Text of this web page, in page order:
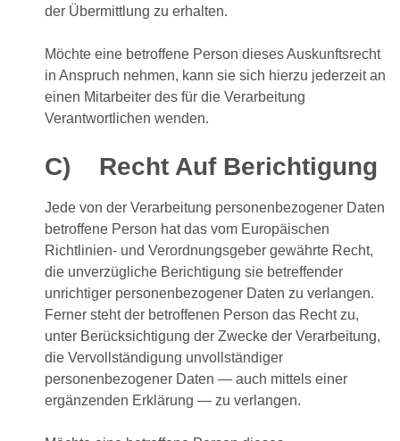
der Übermittlung zu erhalten.
Möchte eine betroffene Person dieses Auskunftsrecht
in Anspruch nehmen, kann sie sich hierzu jederzeit an
einen Mitarbeiter des für die Verarbeitung
Verantwortlichen wenden.
C) Recht Auf Berichtigung
Jede von der Verarbeitung personenbezogener Daten
betroffene Person hat das vom Europäischen
Richtlinien- und Verordnungsgeber gewährte Recht,
die unverzügliche Berichtigung sie betreffender
unrichtiger personenbezogener Daten zu verlangen.
Ferner steht der betroffenen Person das Recht zu,
unter Berücksichtigung der Zwecke der Verarbeitung,
die Vervollständigung unvollständiger
personenbezogener Daten — auch mittels einer
ergänzenden Erklärung — zu verlangen.